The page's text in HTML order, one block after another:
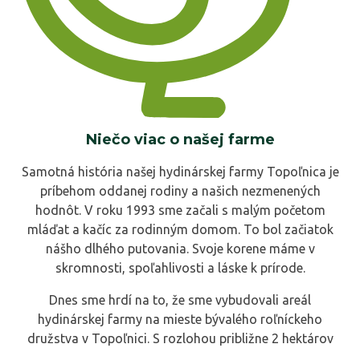
Niečo viac o našej farme
Samotná história našej hydinárskej farmy Topoľnica je
príbehom oddanej rodiny a našich nezmenených
hodnôt. V roku 1993 sme začali s malým početom
mláďat a kačíc za rodinným domom. To bol začiatok
nášho dlhého putovania. Svoje korene máme v
skromnosti, spoľahlivosti a láske k prírode.
Dnes sme hrdí na to, že sme vybudovali areál
hydinárskej farmy na mieste bývalého roľníckeho
družstva v Topoľnici. S rozlohou približne 2 hektárov